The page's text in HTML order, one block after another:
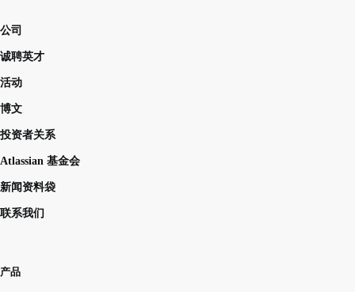
公司
诚聘英才
活动
博文
投资者关系
Atlassian 基金会
新闻资料袋
联系我们
产品